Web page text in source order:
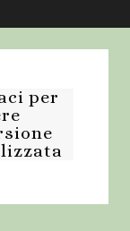
per